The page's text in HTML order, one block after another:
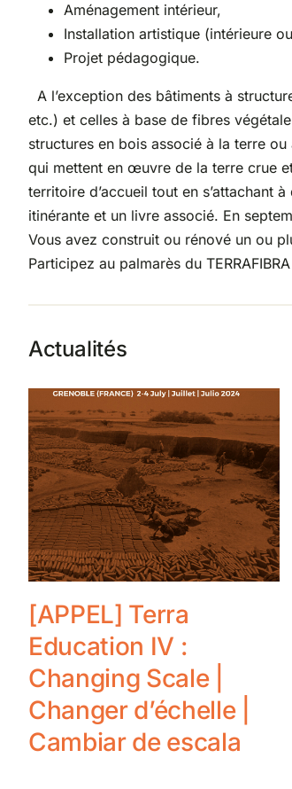
Aménagement intérieur,
Installation artistique (intérieure
Projet pédagogique.
A l’exception des bâtiments à
etc.) et celles à base de fibres
structures en bois associé à la terre
qui mettent en œuvre de la terre crue
territoire d’accueil tout en s’attachant
itinérante et un livre associé. En
Vous avez construit ou rénové un ou
Participez au palmarès du
Actualités
[APPEL] Terra
Education IV :
Changing Scale |
Changer d’échelle |
Cambiar de escala